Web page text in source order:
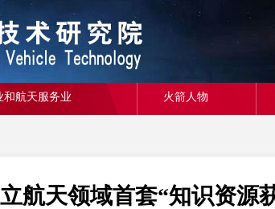
和航天服务业 火箭人物
航天领域首套“知识资源